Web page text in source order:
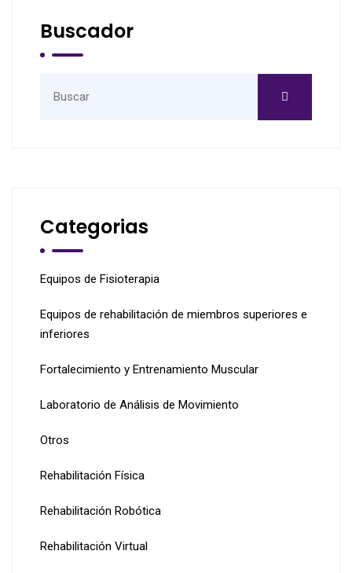
Buscador
Categorias
Equipos de Fisioterapia
Equipos de rehabilitación de miembros superiores e
inferiores
Fortalecimiento y Entrenamiento Muscular
Laboratorio de Análisis de Movimiento
Otros
Rehabilitación Física
Rehabilitación Robótica
Rehabilitación Virtual